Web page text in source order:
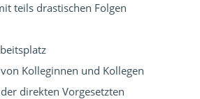
teils drastischen Folgen
Kolleginnen und Kollegen
direkten Vorgesetzten